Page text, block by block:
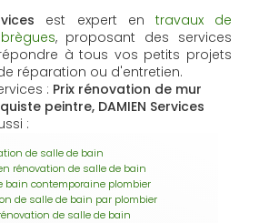
est expert en travaux de
, proposant des services
à tous vos petits projets
réparation ou d'entretien.
: Prix rénovation de mur
peintre, DAMIEN Services
:
de salle de bain
rénovation de salle de bain
bain contemporaine plombier
de salle de bain par plombier
de salle de bain